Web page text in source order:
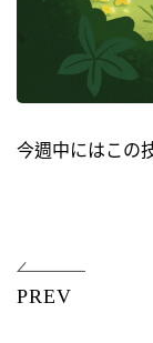
今週中にはこの